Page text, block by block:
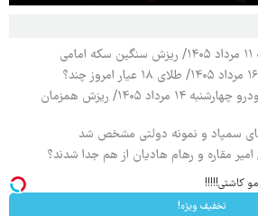
قیمت محصولات ایران خودرو چهارشنبه ۱۴ مرداد ۱۴۰۵/ ریزش همزمان
سمپاد و نمونه دولتی مشخص شد
مقاره و رهام هادیان از هم جدا شدند؟
مو کاشتی!!!!!
تخفیف ویژه!